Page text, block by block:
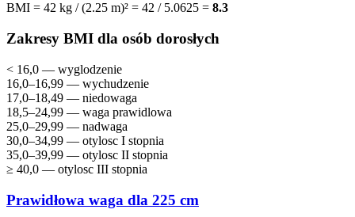
BMI = 42 kg / (2.25 m)² = 42 / 5.0625 = 8.3
Zakresy BMI dla osób dorosłych
< 16,0 — wyglodzenie
16,0–16,99 — wychudzenie
17,0–18,49 — niedowaga
18,5–24,99 — waga prawidlowa
25,0–29,99 — nadwaga
30,0–34,99 — otylosc I stopnia
35,0–39,99 — otylosc II stopnia
≥ 40,0 — otylosc III stopnia
Prawidłowa waga dla 225 cm